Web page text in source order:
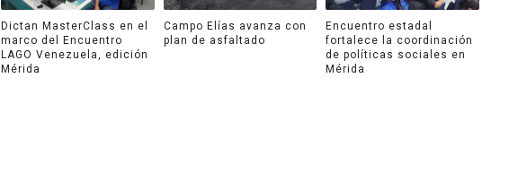
Dictan MasterClass en el
marco del Encuentro
LAGO Venezuela, edición
Mérida
Campo Elías avanza con
plan de asfaltado
Encuentro estadal
fortalece la coordinación
de políticas sociales en
Mérida